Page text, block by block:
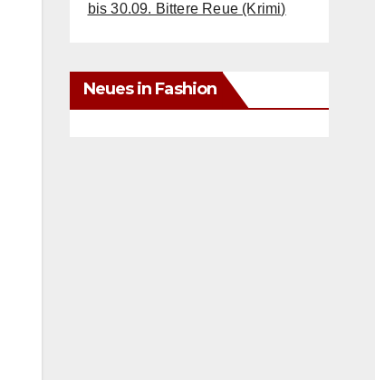
bis 30.09. Bittere Reue (Krimi)
Neues in Fashion